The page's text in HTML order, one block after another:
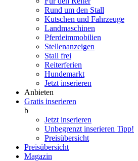
Rund um den Stall
Kutschen und Fahrzeuge
Landmaschinen
Pferdeimmobilien
Stellenanzeigen
Stall frei
Reiterferien
Hundemarkt
Jetzt inserieren
Anbieten
Gratis inserieren
b
Jetzt inserieren
Unbegrenzt inserieren Tipp!
Preisübersicht
Preisübersicht
Magazin